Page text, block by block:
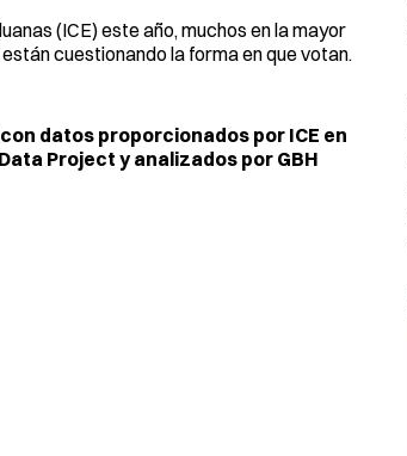
(ICE) este año, muchos en la mayor
cuestionando la forma en que votan.
datos proporcionados por ICE en
Project y analizados por GBH